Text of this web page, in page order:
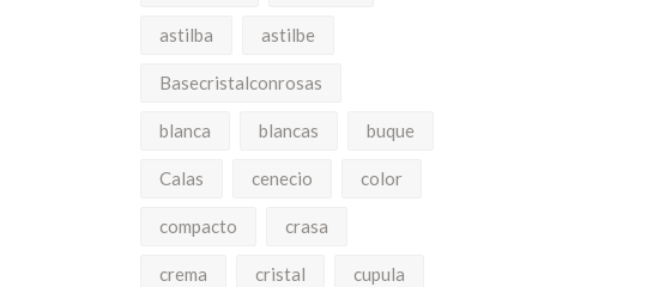
astilba astilbe
Basecristalconrosas
blanca blancas buque
Calas cenecio color
compacto crasa
crema cristal cupula